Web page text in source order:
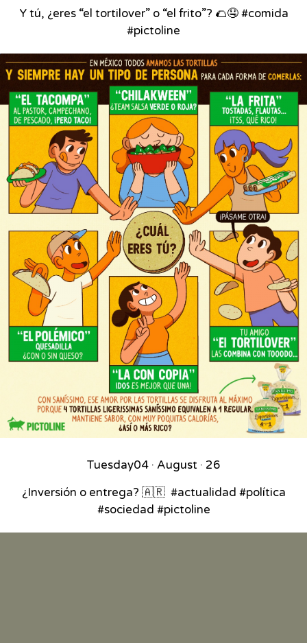
Y tú, ¿eres “el tortilover” o “el frito”? 🌮🤤 #comida
#pictoline
Tuesday04 · August · 26
¿Inversión o entrega? 🇦🇷⁣ ⁣ #actualidad #política
#sociedad #pictoline